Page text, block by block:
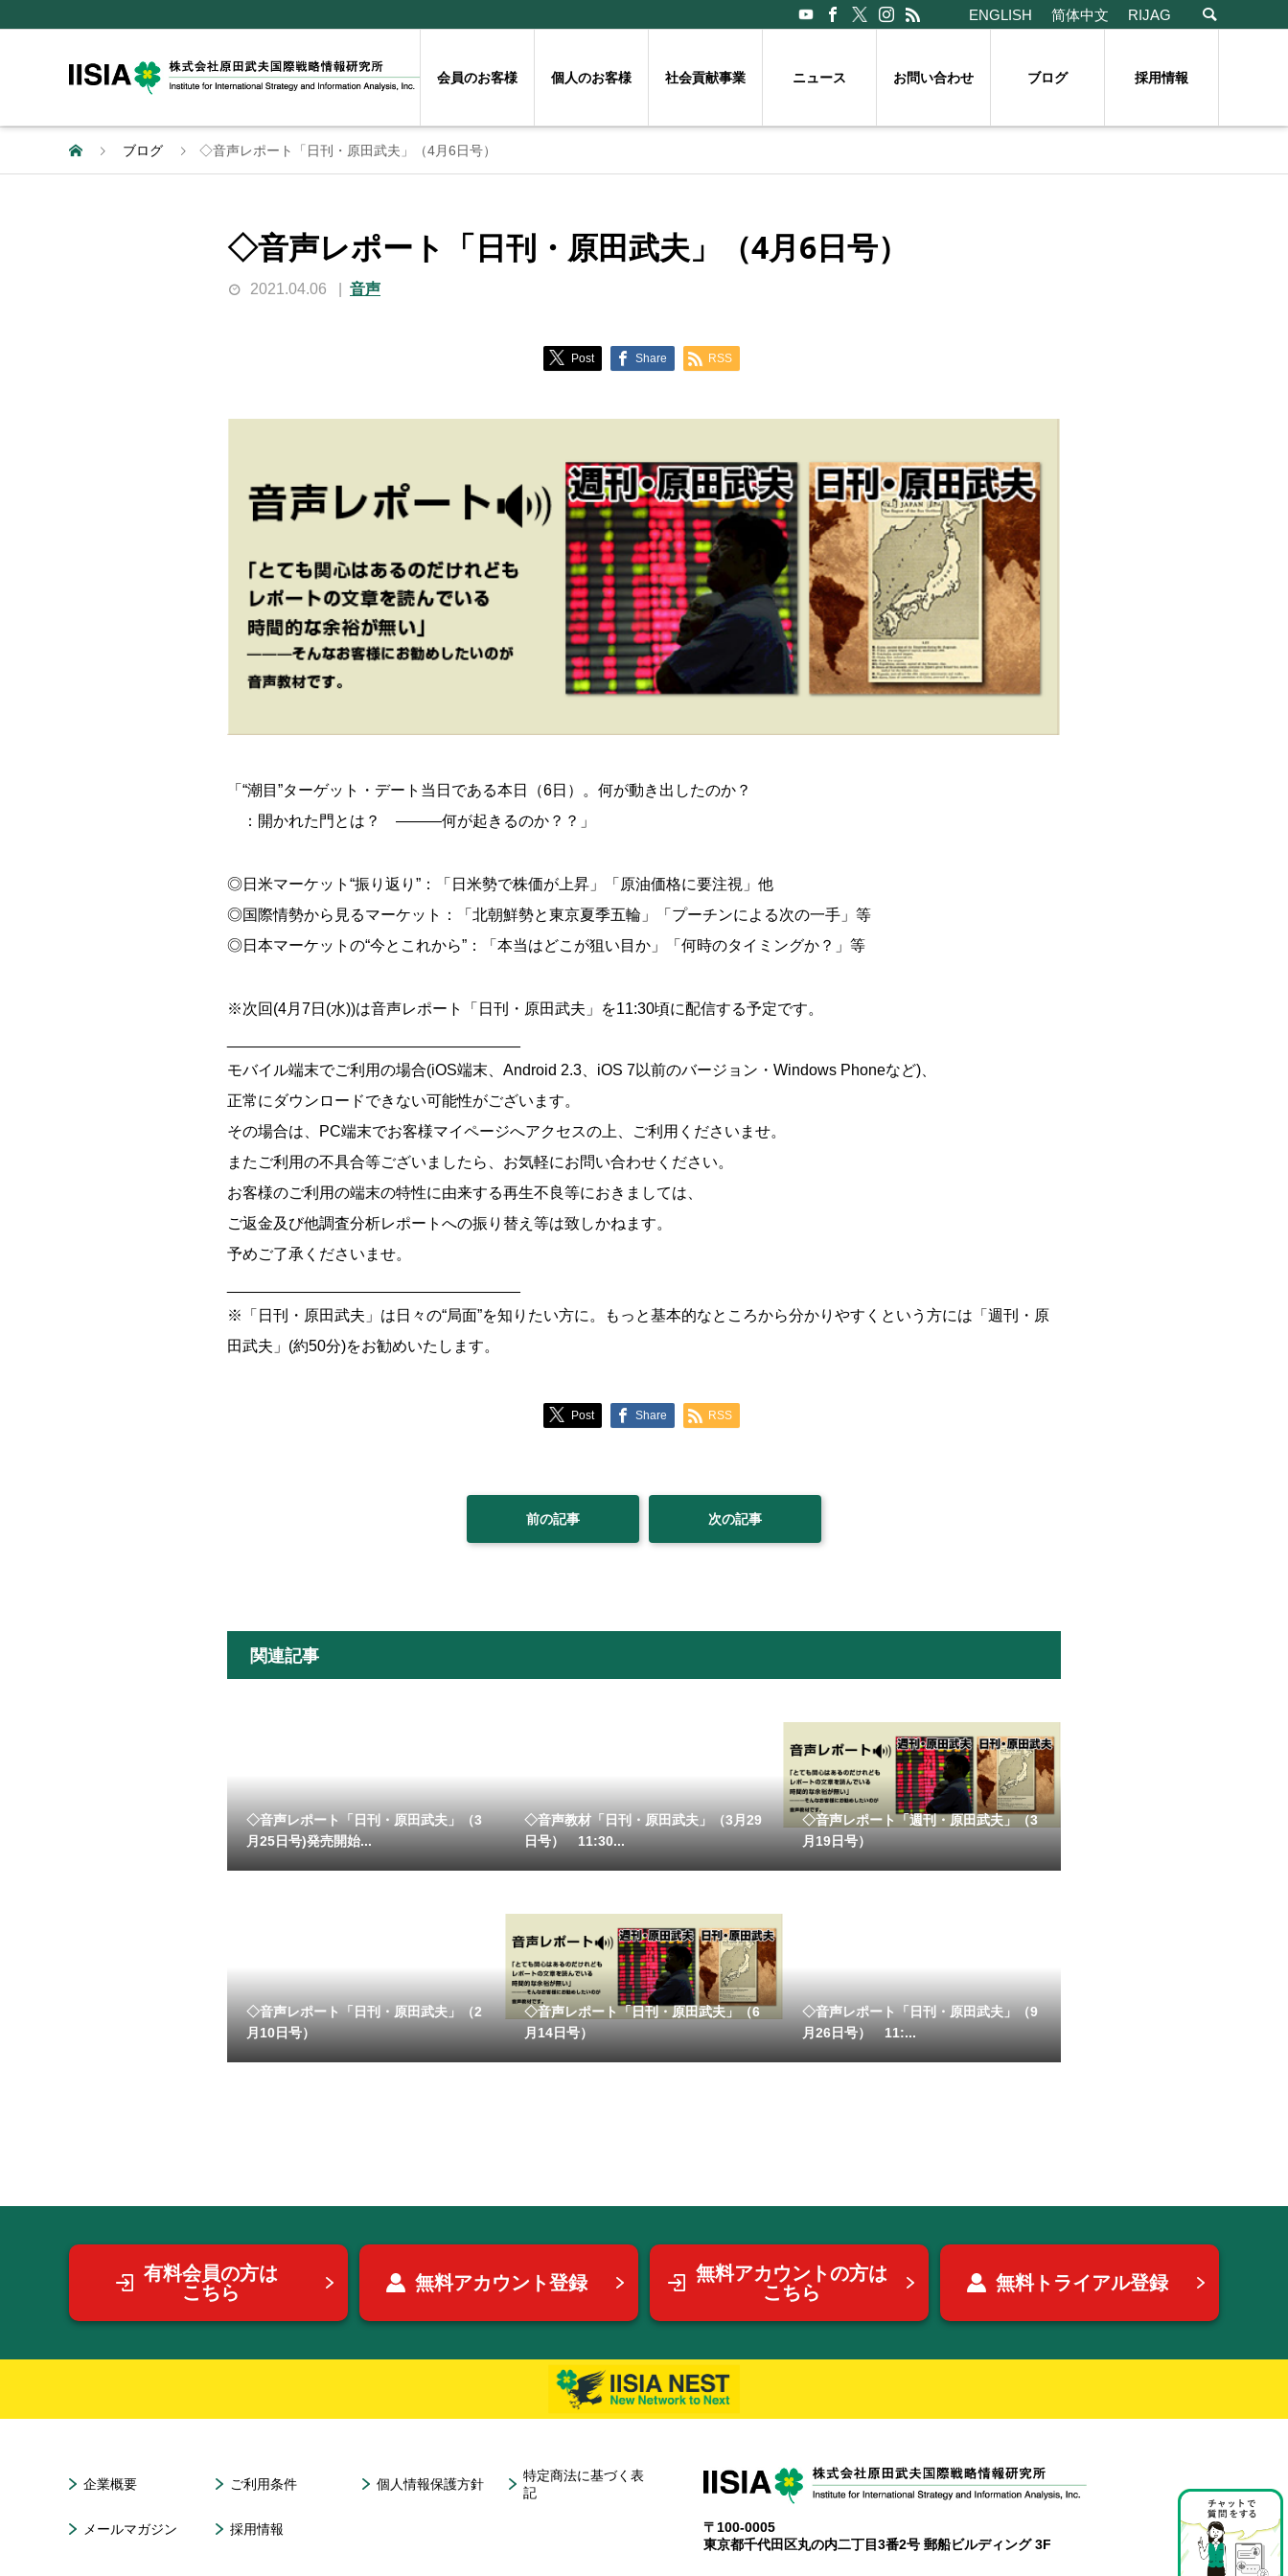
ENGLISH 简体中文 RIJAG
会員のお客様 個人のお客様 社会貢献事業 ニュース お問い合わせ ブログ 採用情報
ブログ ◇音声レポート「日刊・原田武夫」（4月6日号）
◇音声レポート「日刊・原田武夫」（4月6日号）
2021.04.06 音声
Post Share RSS
「“潮目”ターゲット・デート当日である本日（6日）。何が動き出したのか？
：開かれた門とは？ ―――何が起きるのか？？」
◎日米マーケット“振り返り”：「日米勢で株価が上昇」「原油価格に要注視」他
◎国際情勢から見るマーケット：「北朝鮮勢と東京夏季五輪」「プーチンによる次の一手」等
◎日本マーケットの“今とこれから”：「本当はどこが狙い目か」「何時のタイミングか？」等
※次回(4月7日(水))は音声レポート「日刊・原田武夫」を11:30頃に配信する予定です。
モバイル端末でご利用の場合(iOS端末、Android 2.3、iOS 7以前のバージョン・Windows Phoneなど)、
正常にダウンロードできない可能性がございます。
その場合は、PC端末でお客様マイページへアクセスの上、ご利用くださいませ。
またご利用の不具合等ございましたら、お気軽にお問い合わせください。
お客様のご利用の端末の特性に由来する再生不良等におきましては、
ご返金及び他調査分析レポートへの振り替え等は致しかねます。
予めご了承くださいませ。
※「日刊・原田武夫」は日々の“局面”を知りたい方に。もっと基本的なところから分かりやすくという方には「週刊・原
田武夫」(約50分)をお勧めいたします。
Post Share RSS
前の記事 次の記事
関連記事
◇音声レポート「日刊・原田武夫」（3
月25日号)発売開始...
◇音声教材「日刊・原田武夫」（3月29
日号） 11:30...
◇音声レポート「週刊・原田武夫」（3
月19日号）
◇音声レポート「日刊・原田武夫」（2
月10日号）
◇音声レポート「日刊・原田武夫」（6
月14日号）
◇音声レポート「日刊・原田武夫」（9
月26日号） 11:...
有料会員の方は
こちら
無料アカウント登録
無料アカウントの方は
こちら
無料トライアル登録
企業概要 ご利用条件 個人情報保護方針
特定商法に基づく表
記
メールマガジン 採用情報
〒100-0005
東京都千代田区丸の内二丁目3番2号 郵船ビルディング 3F